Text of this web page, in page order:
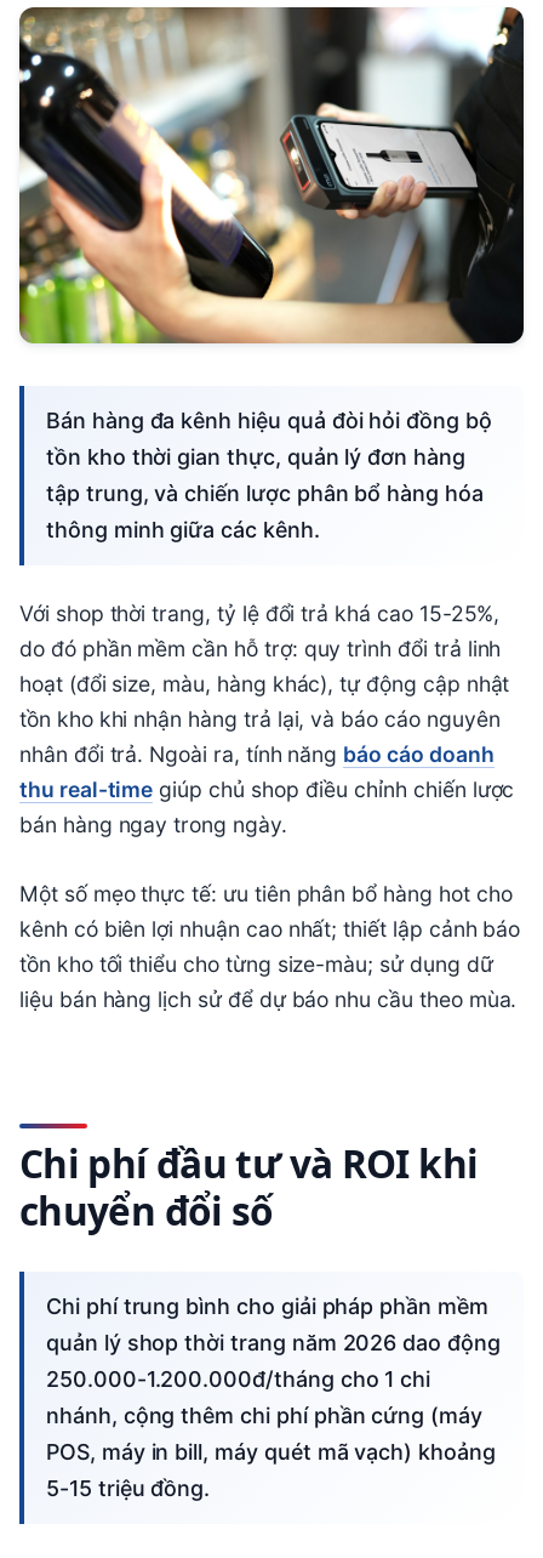
Bán hàng đa kênh hiệu quả đòi hỏi đồng bộ
tồn kho thời gian thực, quản lý đơn hàng
tập trung, và chiến lược phân bổ hàng hóa
thông minh giữa các kênh.
Với shop thời trang, tỷ lệ đổi trả khá cao 15-25%,
do đó phần mềm cần hỗ trợ: quy trình đổi trả linh
hoạt (đổi size, màu, hàng khác), tự động cập nhật
tồn kho khi nhận hàng trả lại, và báo cáo nguyên
nhân đổi trả. Ngoài ra, tính năng báo cáo doanh
thu real-time giúp chủ shop điều chỉnh chiến lược
bán hàng ngay trong ngày.
Một số mẹo thực tế: ưu tiên phân bổ hàng hot cho
kênh có biên lợi nhuận cao nhất; thiết lập cảnh báo
tồn kho tối thiểu cho từng size-màu; sử dụng dữ
liệu bán hàng lịch sử để dự báo nhu cầu theo mùa.
Chi phí đầu tư và ROI khi
chuyển đổi số
Chi phí trung bình cho giải pháp phần mềm
quản lý shop thời trang năm 2026 dao động
250.000-1.200.000đ/tháng cho 1 chi
nhánh, cộng thêm chi phí phần cứng (máy
POS, máy in bill, máy quét mã vạch) khoảng
5-15 triệu đồng.